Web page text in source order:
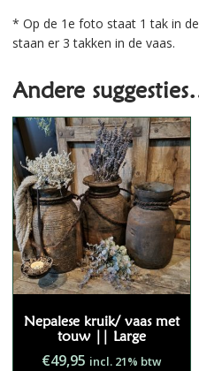
* Op de 1e foto staat 1 tak in
staan er 3 takken in de vaas.
Andere
Nepalese kruik/ vaas met
touw || Large
€49,95 incl. 21% btw